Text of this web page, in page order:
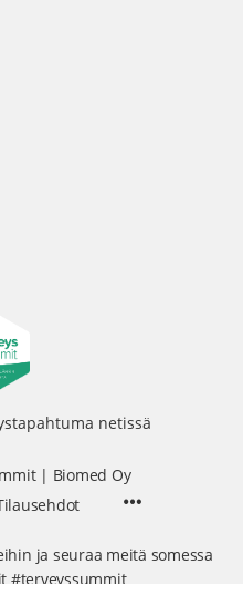
netissä
| Biomed Oy
ja seuraa meitä somessa
#terveyssummit